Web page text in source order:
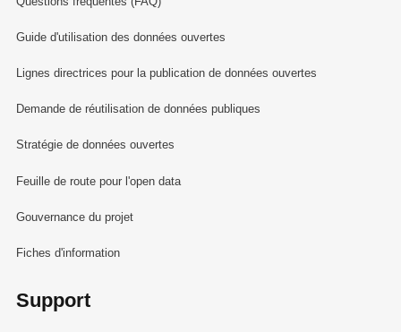
Guide d'utilisation des données ouvertes
Lignes directrices pour la publication de données ouvertes
Demande de réutilisation de données publiques
Stratégie de données ouvertes
Feuille de route pour l'open data
Gouvernance du projet
Fiches d'information
Support